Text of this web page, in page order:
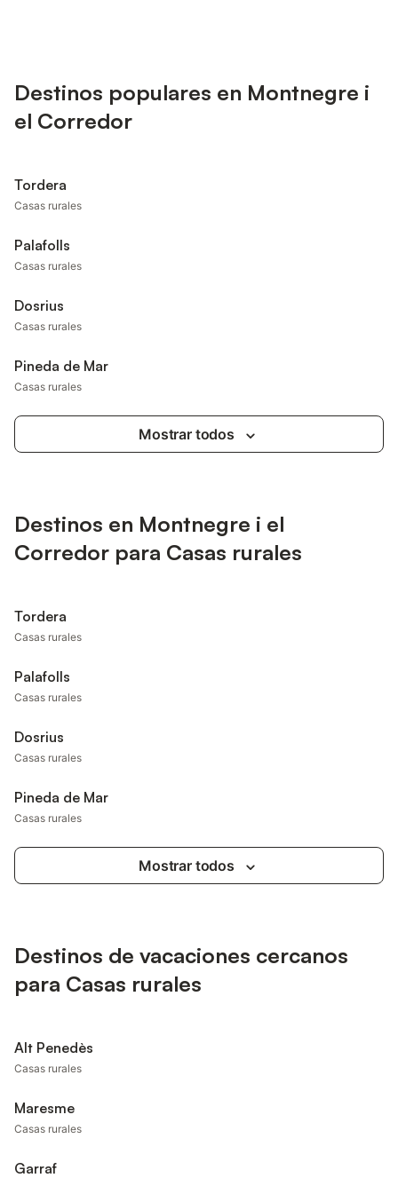
Destinos populares en Montnegre i
el Corredor
Tordera
Casas rurales
Palafolls
Casas rurales
Dosrius
Casas rurales
Pineda de Mar
Casas rurales
Mostrar todos
Destinos en Montnegre i el
Corredor para Casas rurales
Tordera
Casas rurales
Palafolls
Casas rurales
Dosrius
Casas rurales
Pineda de Mar
Casas rurales
Mostrar todos
Destinos de vacaciones cercanos
para Casas rurales
Alt Penedès
Casas rurales
Maresme
Casas rurales
Garraf